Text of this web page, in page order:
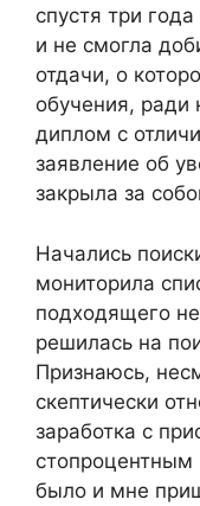
спустя три
и не смогла
отдачи, о
обучения, ради
диплом с
заявление об
закрыла за
Начались
мониторила
подходящего
решилась на
Признаюсь,
скептически
заработка с
было и мне